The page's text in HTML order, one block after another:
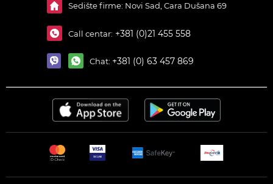
Sedište firme: Novi Sad, Cara Dušana 69
Call centar: +381 (0)21 455 558
Chat: +381 (0) 63 457 869